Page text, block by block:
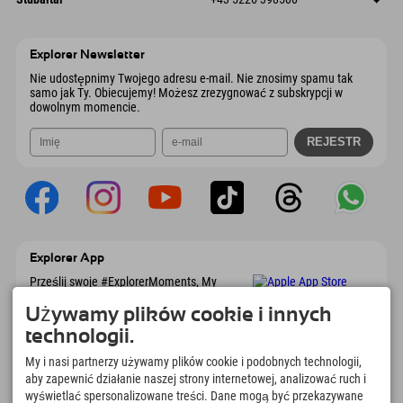
9546 Bad Kleinkirchheim
Informacje o przyjeździe
Explorer Newsletter
Nie udostępnimy Twojego adresu e-mail. Nie znosimy spamu tak
samo jak Ty. Obiecujemy! Możesz zrezygnować z subskrypcji w
dowolnym momencie.
Explorer App
Prześlij swoje #ExplorerMoments, My
marzeń, przeglądem restauracji i wieloma
innymi. Pobierz teraz!
Czas na chwile odkrywcy
Używamy plików cookie i innych
technologii.
My i nasi partnerzy używamy plików cookie i podobnych technologii,
aby zapewnić działanie naszej strony internetowej, analizować ruch i
wyświetlać spersonalizowane treści. Dane mogą być przekazywane